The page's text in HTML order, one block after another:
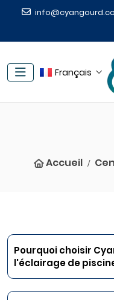
Français
Accueil
Pourquoi choisir
l'éclairage de